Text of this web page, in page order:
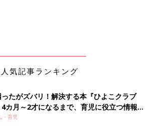
気記事ランキング
たがズバリ！解決する本『ひよこクラブ
月～2才になるまで、育児に役立つ情報が
！
・育児